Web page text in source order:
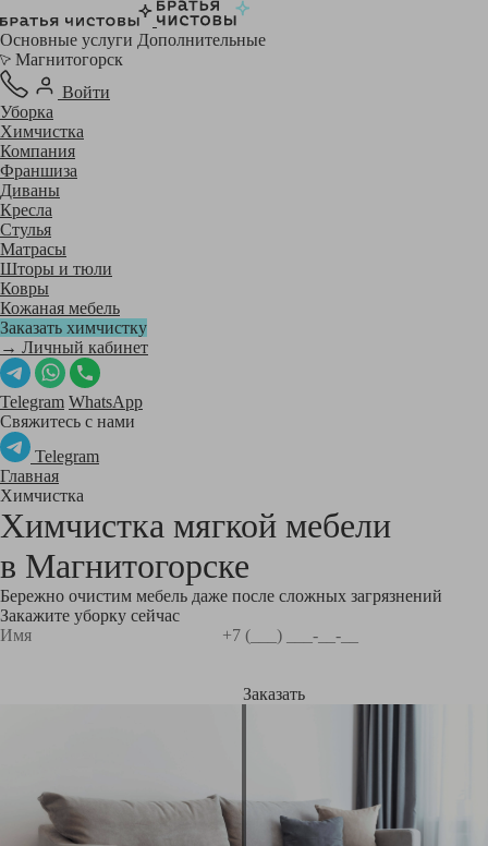
Основные услуги Дополнительные
Магнитогорск
Войти
Уборка
Химчистка
Компания
Франшиза
Диваны
Кресла
Стулья
Матрасы
Шторы и тюли
Ковры
Кожаная мебель
Заказать химчистку
→ Личный кабинет
Telegram WhatsApp
Свяжитесь с нами
Telegram
Главная
Химчистка
Химчистка мягкой мебели
в Магнитогорске
Бережно очистим мебель даже после сложных загрязнений
Закажите уборку сейчас
Заказать